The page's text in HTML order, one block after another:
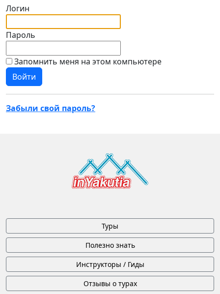
Логин
Пароль
Запомнить меня на этом компьютере
Забыли свой пароль?
Туры
Полезно знать
Инструкторы / Гиды
Отзывы о турах